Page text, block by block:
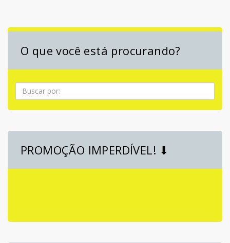
O que você está procurando?
Pesquisa
PROMOÇÃO IMPERDÍVEL! ⬇